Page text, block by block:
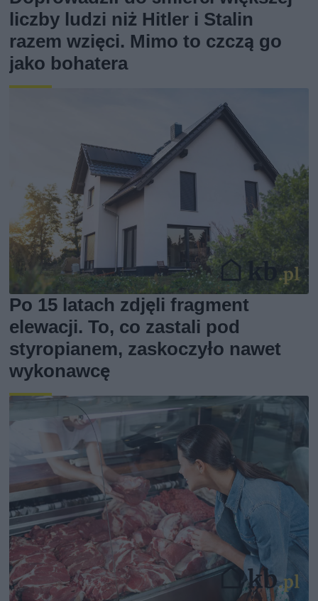
liczby ludzi niż Hitler i Stalin
razem wzięci. Mimo to czczą go
jako bohatera
Po 15 latach zdjęli fragment
elewacji. To, co zastali pod
styropianem, zaskoczyło nawet
wykonawcę